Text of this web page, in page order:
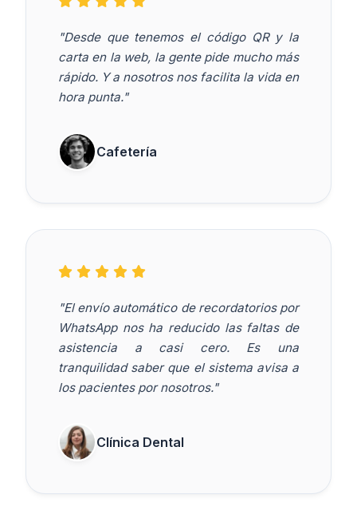
"Desde que tenemos el código QR y la
carta en la web, la gente pide mucho más
rápido. Y a nosotros nos facilita la vida en
hora punta."
Cafetería
"El envío automático de recordatorios por
WhatsApp nos ha reducido las faltas de
asistencia a casi cero. Es una
tranquilidad saber que el sistema avisa a
los pacientes por nosotros."
Clínica Dental